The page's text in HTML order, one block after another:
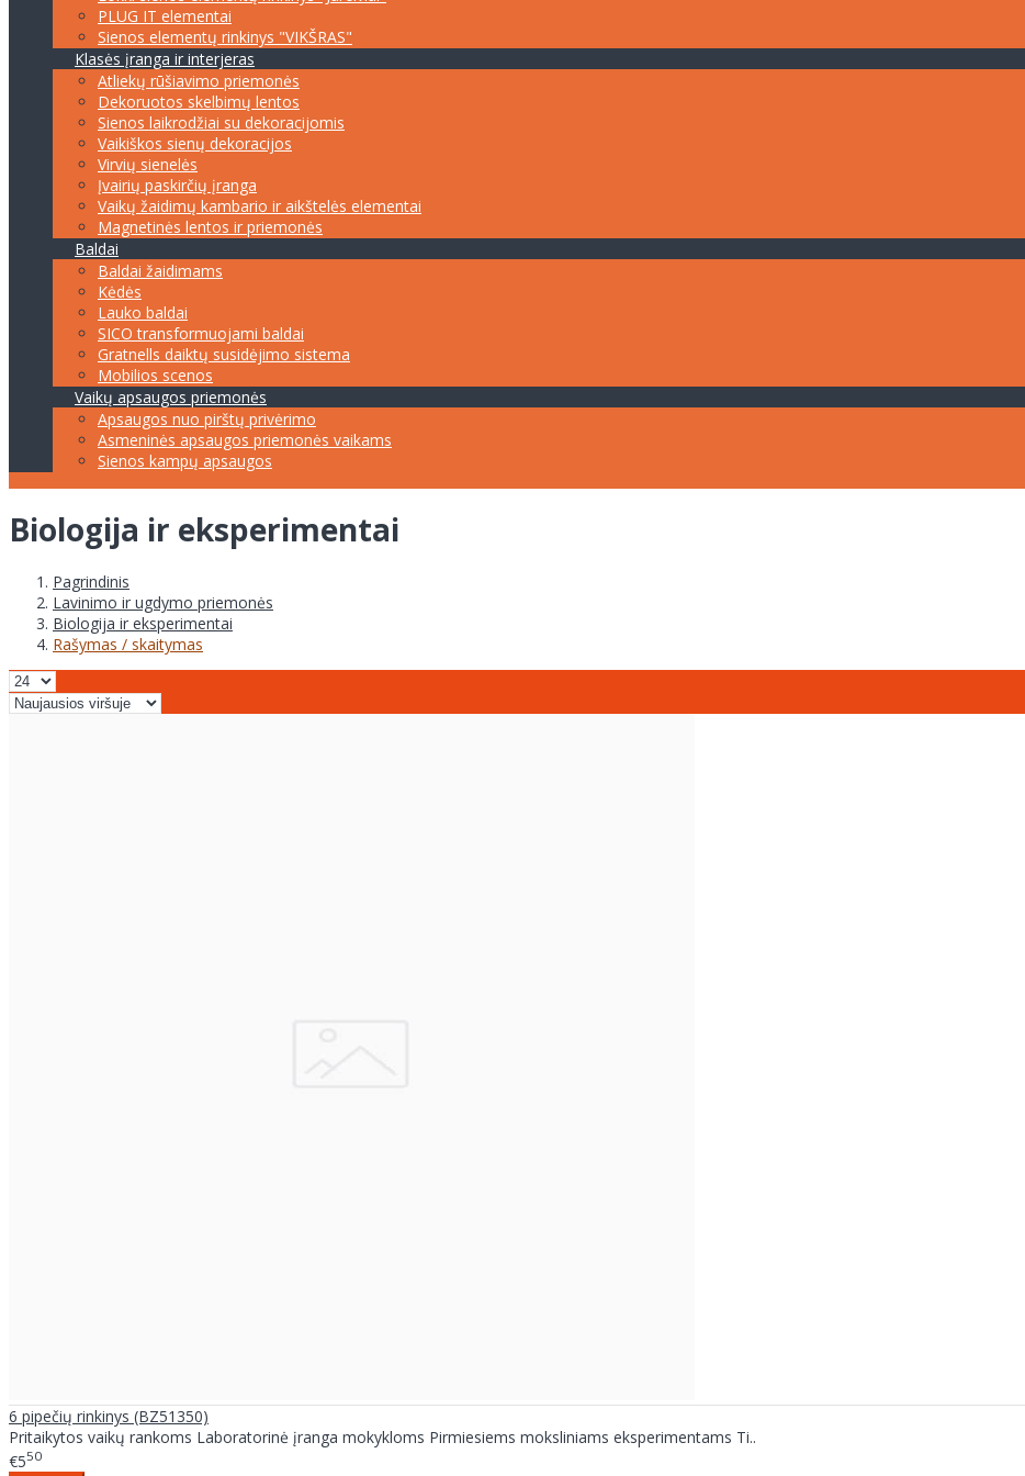
PLUG IT elementai
Sienos elementų rinkinys "VIKŠRAS"
Klasės įranga ir interjeras
Atliekų rūšiavimo priemonės
Dekoruotos skelbimų lentos
Sienos laikrodžiai su dekoracijomis
Vaikiškos sienų dekoracijos
Virvių sienelės
Įvairių paskirčių įranga
Vaikų žaidimų kambario ir aikštelės elementai
Magnetinės lentos ir priemonės
Baldai
Baldai žaidimams
Kėdės
Lauko baldai
SICO transformuojami baldai
Gratnells daiktų susidėjimo sistema
Mobilios scenos
Vaikų apsaugos priemonės
Apsaugos nuo pirštų privėrimo
Asmeninės apsaugos priemonės vaikams
Sienos kampų apsaugos
Biologija ir eksperimentai
Pagrindinis
Lavinimo ir ugdymo priemonės
Biologija ir eksperimentai
Rašymas / skaitymas
6 pipečių rinkinys (BZ51350)
Pritaikytos vaikų rankoms Laboratorinė įranga mokykloms Pirmiesiems moksliniams eksperimentams Ti..
€550